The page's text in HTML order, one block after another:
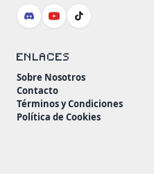
ENLACES
Sobre Nosotros
Contacto
Términos y Condiciones
Política de Cookies